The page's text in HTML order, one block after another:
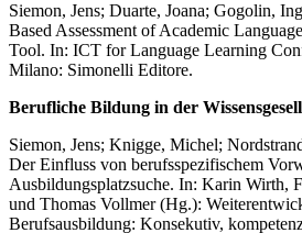
Siemon, Jens; Duarte, Joana; Gogolin,
Based Assessment of Academic
Tool. In: ICT for Language Learning
Milano: Simonelli Editore.
Berufliche Bildung in der
Siemon, Jens; Knigge, Michel;
Der Einfluss von berufsspezifischem
Ausbildungsplatzsuche. In: Karin Wirth,
und Thomas Vollmer (Hg.):
Berufsausbildung: Konsekutiv,